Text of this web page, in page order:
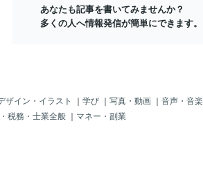
あなたも記事を書いてみませんか？
多くの人へ情報発信が簡単にできます。
ザイン・イラスト ｜ 学び ｜ 写真・動画 ｜ 音声・音楽
税務・士業全般 ｜ マネー・副業